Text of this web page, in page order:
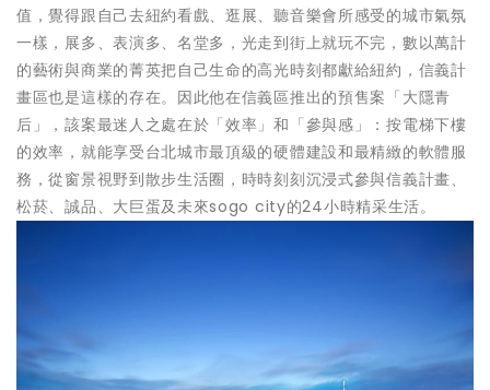
值，覺得跟自己去紐約看戲、逛展、聽音樂會所感受的城市氣氛
一樣，展多、表演多、名堂多，光走到街上就玩不完，數以萬計
的藝術與商業的菁英把自己生命的高光時刻都獻給紐約，信義計
畫區也是這樣的存在。因此他在信義區推出的預售案「大隱青
后」，該案最迷人之處在於「效率」和「參與感」：按電梯下樓
的效率，就能享受台北城市最頂級的硬體建設和最精緻的軟體服
務，從窗景視野到散步生活圈，時時刻刻沉浸式參與信義計畫、
松菸、誠品、大巨蛋及未來sogo city的24小時精采生活。